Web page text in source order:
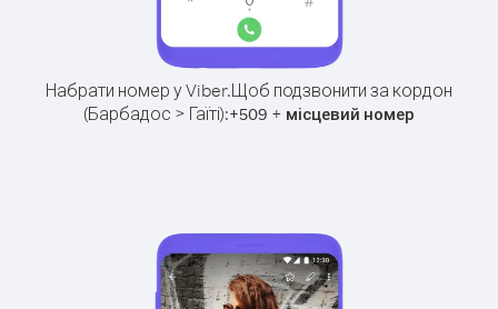
Набрати номер у Viber.Щоб подзвонити за кордон
(Барбадос > Гаїті):+509 + місцевий номер